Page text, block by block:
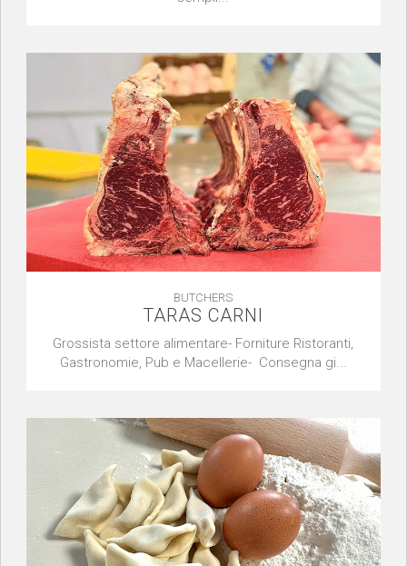
BUTCHERS
TARAS CARNI
Grossista settore alimentare- Forniture Ristoranti,
Gastronomie, Pub e Macellerie- Consegna gi...